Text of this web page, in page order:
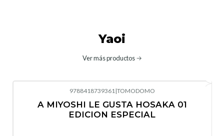
Yaoi
Ver más productos
9788418739361 |TOMODOMO
A MIYOSHI LE GUSTA HOSAKA 01
EDICION ESPECIAL